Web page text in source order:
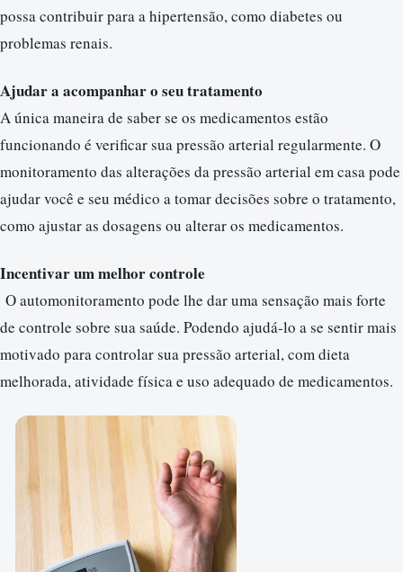
possa contribuir para a hipertensão, como diabetes ou
problemas renais.
Ajudar a acompanhar o seu tratamento
A única maneira de saber se os medicamentos estão
funcionando é verificar sua pressão arterial regularmente. O
monitoramento das alterações da pressão arterial em casa pode
ajudar você e seu médico a tomar decisões sobre o tratamento,
como ajustar as dosagens ou alterar os medicamentos.
Incentivar um melhor controle
O automonitoramento pode lhe dar uma sensação mais forte
de controle sobre sua saúde. Podendo ajudá-lo a se sentir mais
motivado para controlar sua pressão arterial, com dieta
melhorada, atividade física e uso adequado de medicamentos.